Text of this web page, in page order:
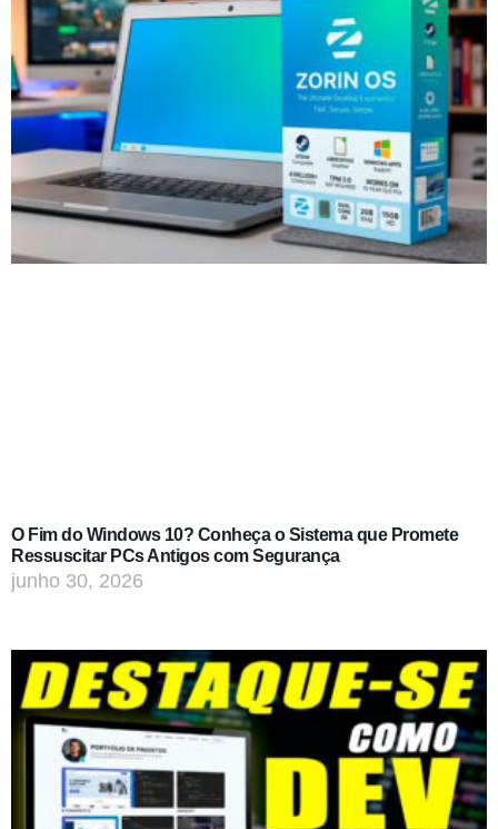
O Fim do Windows 10? Conheça o Sistema que Promete
Ressuscitar PCs Antigos com Segurança
junho 30, 2026